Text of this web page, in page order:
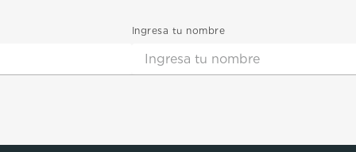
Ingresa tu nombre